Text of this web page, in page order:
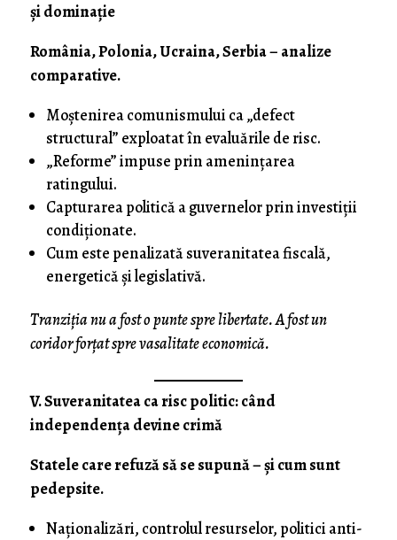
și dominație
România, Polonia, Ucraina, Serbia – analize
comparative.
Moștenirea comunismului ca „defect
structural” exploatat în evaluările de risc.
„Reforme” impuse prin amenințarea
ratingului.
Capturarea politică a guvernelor prin investiții
condiționate.
Cum este penalizată suveranitatea fiscală,
energetică și legislativă.
Tranziția nu a fost o punte spre libertate. A fost un
coridor forțat spre vasalitate economică.
V. Suveranitatea ca risc politic: când
independența devine crimă
Statele care refuză să se supună – și cum sunt
pedepsite.
Naționalizări, controlul resurselor, politici anti-